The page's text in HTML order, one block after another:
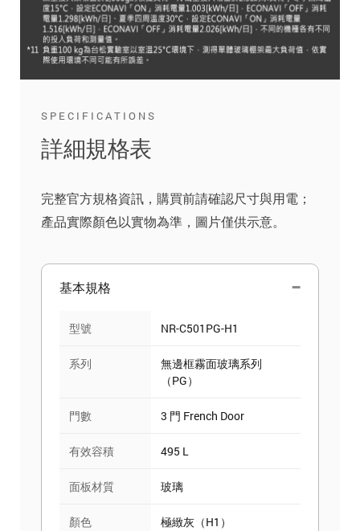
SPECIFICATIONS
詳細規格表
完整官方規格資訊，購買前請確認尺寸與用電；
產品實際顏色以實物為準，圖片僅供示意。
基本規格
型號 NR-C501PG-H1
系列
無邊框霧面玻璃系列
（PG）
門數 3 門 French Door
有效容積 495 L
面板材質 玻璃
顏色 極緻灰（H1）